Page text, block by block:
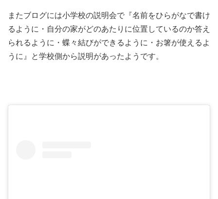
またブログには小学校の説明会で『名前をひらがなで書け
るように・自分の家がどのあたりに位置しているのか答え
られるように・蝶々結びができるように・お箸が使えるよ
うに』と学校側から説明があったようです。